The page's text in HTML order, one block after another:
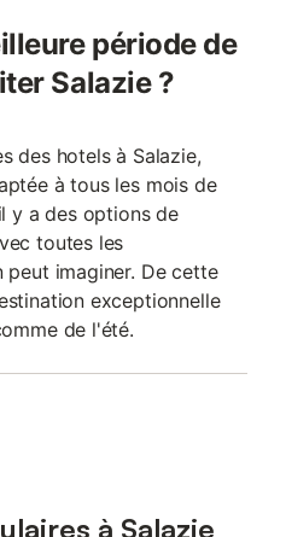
période de
Salazie ?
des hotels à Salazie,
à tous les mois de
y a des options de
toutes les
imaginer. De cette
exceptionnelle
de l'été.
à Salazie